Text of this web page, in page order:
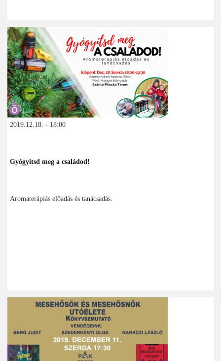
2019.12.18. - 18:00
Gyógyítsd meg a családod!
Aromaterápiás előadás és tanácsadás.